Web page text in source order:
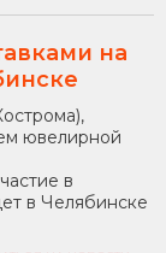
на
ювелирной
в
в Челябинске